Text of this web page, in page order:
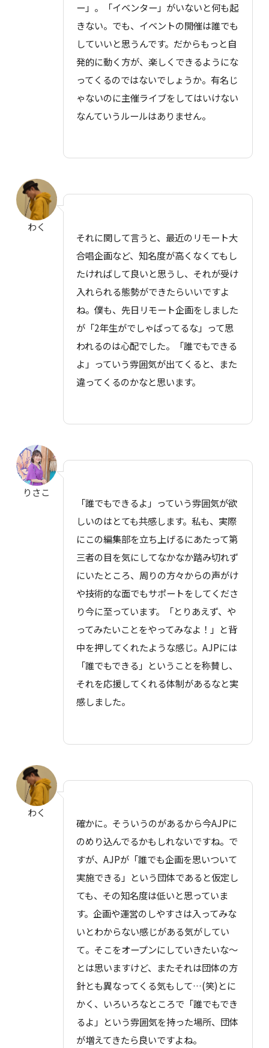
ー」。「イベンター」がいないと何も起
きない。でも、イベントの開催は誰でも
していいと思うんです。だからもっと自
発的に動く方が、楽しくできるようにな
ってくるのではないでしょうか。有名じ
ゃないのに主催ライブをしてはいけない
なんていうルールはありません。
わく
それに関して言うと、最近のリモート大
合唱企画など、知名度が高くなくてもし
たければして良いと思うし、それが受け
入れられる態勢ができたらいいですよ
ね。僕も、先日リモート企画をしました
が「2年生がでしゃばってるな」って思
われるのは心配でした。「誰でもできる
よ」っていう雰囲気が出てくると、また
違ってくるのかなと思います。
りさこ
「誰でもできるよ」っていう雰囲気が欲
しいのはとても共感します。私も、実際
にこの編集部を立ち上げるにあたって第
三者の目を気にしてなかなか踏み切れず
にいたところ、周りの方々からの声がけ
や技術的な面でもサポートをしてくださ
り今に至っています。「とりあえず、や
ってみたいことをやってみなよ！」と背
中を押してくれたような感じ。AJPには
「誰でもできる」ということを称賛し、
それを応援してくれる体制があるなと実
感しました。
わく
確かに。そういうのがあるから今AJPに
のめり込んでるかもしれないですね。で
すが、AJPが「誰でも企画を思いついて
実施できる」という団体であると仮定し
ても、その知名度は低いと思っていま
す。企画や運営のしやすさは入ってみな
いとわからない感じがある気がしてい
て。そこをオープンにしていきたいな〜
とは思いますけど、またそれは団体の方
針とも異なってくる気もして…(笑)とに
かく、いろいろなところで「誰でもでき
るよ」という雰囲気を持った場所、団体
が増えてきたら良いですよね。